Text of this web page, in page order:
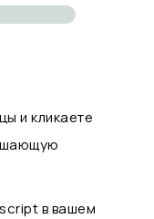
и кликаете
в вашем